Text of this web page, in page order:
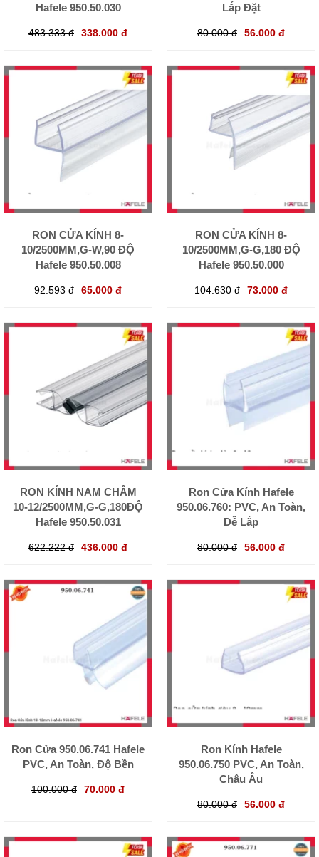
Hafele 950.50.030
483.333 đ 338.000 đ
Lắp Đặt
80.000 đ 56.000 đ
RON CỬA KÍNH 8-
10/2500MM,G-W,90 ĐỘ
Hafele 950.50.008
92.593 đ 65.000 đ
RON CỬA KÍNH 8-
10/2500MM,G-G,180 ĐỘ
Hafele 950.50.000
104.630 đ 73.000 đ
RON KÍNH NAM CHÂM
10-12/2500MM,G-G,180ĐỘ
Hafele 950.50.031
622.222 đ 436.000 đ
Ron Cửa Kính Hafele
950.06.760: PVC, An Toàn,
Dễ Lắp
80.000 đ 56.000 đ
Ron Cửa 950.06.741 Hafele
PVC, An Toàn, Độ Bền
100.000 đ 70.000 đ
Ron Kính Hafele
950.06.750 PVC, An Toàn,
Châu Âu
80.000 đ 56.000 đ